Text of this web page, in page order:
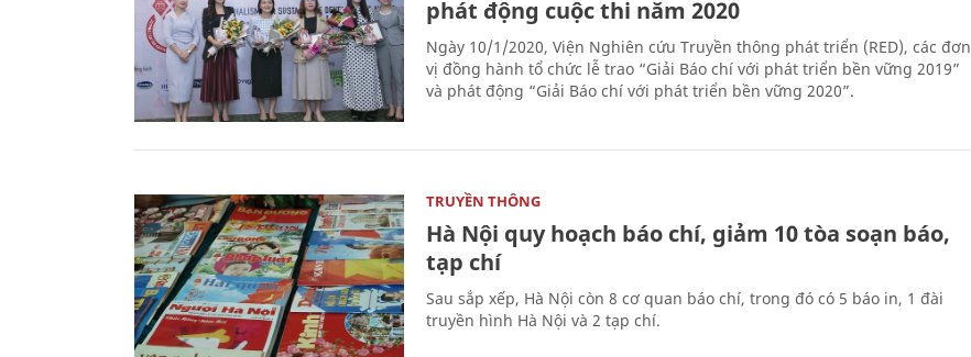
phát động cuộc thi năm 2020
Ngày 10/1/2020, Viện Nghiên cứu Truyền thông phát triển (RED), các đơn
vị đồng hành tổ chức lễ trao “Giải Báo chí với phát triển bền vững 2019”
và phát động “Giải Báo chí với phát triển bền vững 2020”.
TRUYỀN THÔNG
Hà Nội quy hoạch báo chí, giảm 10 tòa soạn báo,
tạp chí
Sau sắp xếp, Hà Nội còn 8 cơ quan báo chí, trong đó có 5 báo in, 1 đài
truyền hình Hà Nội và 2 tạp chí.